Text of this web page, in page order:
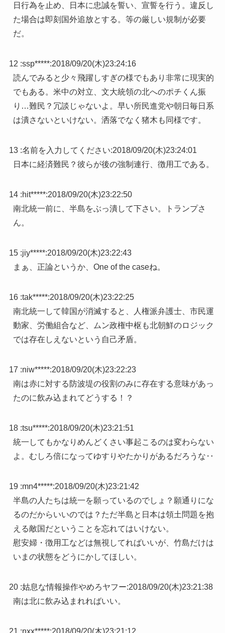
日行為を止め、日本に忠誠を誓い、宣誓を行う。違反し
た場合は即刻国外追放とする。等の厳しい規制が必要
だ。
12 :ssp*****:2018/09/20(木)23:24:16
読んでみると少々飛躍しすぎの様でもあり非常に現実的
でもある。米中の対立、文大統領の北へのポチくん振
り…難民？冗談じゃないよ。早い所民進党や朝日毎日系
は潰さないといけない。洒落でなく猪木も同様です。
13 :名前を入力してください:2018/09/20(木)23:24:01
日本に経済難民？彼らが後の強制連行、徴用工である。
14 :hit*****:2018/09/20(木)23:22:50
南北統一前に、半島をぶっ潰して下さい。トランプさ
ん。
15 :jiy*****:2018/09/20(木)23:22:43
まぁ、正論というか、One of the caseね。
16 :tak*****:2018/09/20(木)23:22:25
南北統一して韓国が消滅すると、人権派弁護士、市民運
動家、労働組合など、ムン政権中枢も北朝鮮のロジック
では存在しえないという自己矛盾。
17 :niw*****:2018/09/20(木)23:22:23
南は赤に対する防波堤の役割のみに存在する意味があっ
たのに飲み込まれてどうする！？
18 :tsu*****:2018/09/20(木)23:21:51
統一してもかなりめんどくさい事起こるのは変わらない
よ。むしろ倍になってゆすりやたかりがあるだろうな‥
19 :mn4*****:2018/09/20(木)23:21:42
半島の人たちは統一を願っているのでしょ？願通りにな
るのだからいいのでは？ただ半島と日本は領土問題を抱
える敵国だということを忘れてはいけない。
慰安婦・徴用工などは無視してればいいが、竹島だけは
いまの状態をどうにかしてほしい。
20 :姑息な情報操作やめろヤフー:2018/09/20(木)23:21:38
南は北に飲み込まれればいい。
21 :nxx*****:2018/09/20(木)23:21:12